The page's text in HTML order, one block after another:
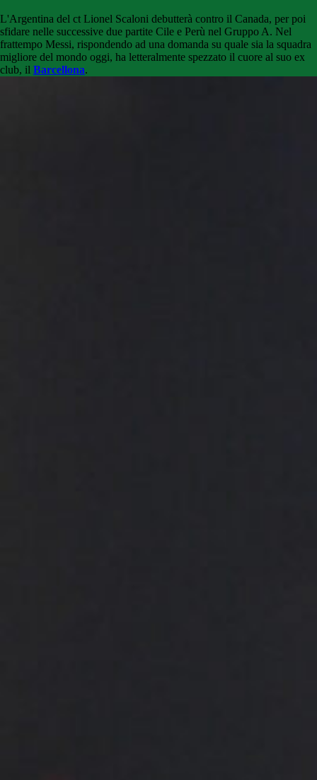
L'Argentina del ct Lionel Scaloni debutterà contro il Canada, per poi
sfidare nelle successive due partite Cile e Perù nel Gruppo A. Nel
frattempo Messi, rispondendo ad una domanda su quale sia la squadra
migliore del mondo oggi, ha letteralmente spezzato il cuore al suo ex
club, il Barcellona.